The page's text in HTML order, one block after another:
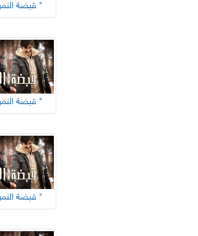
"قبضة النمر الحلقة "
"قبضة النمر الحلقة "
"قبضة النمر الحلقة "